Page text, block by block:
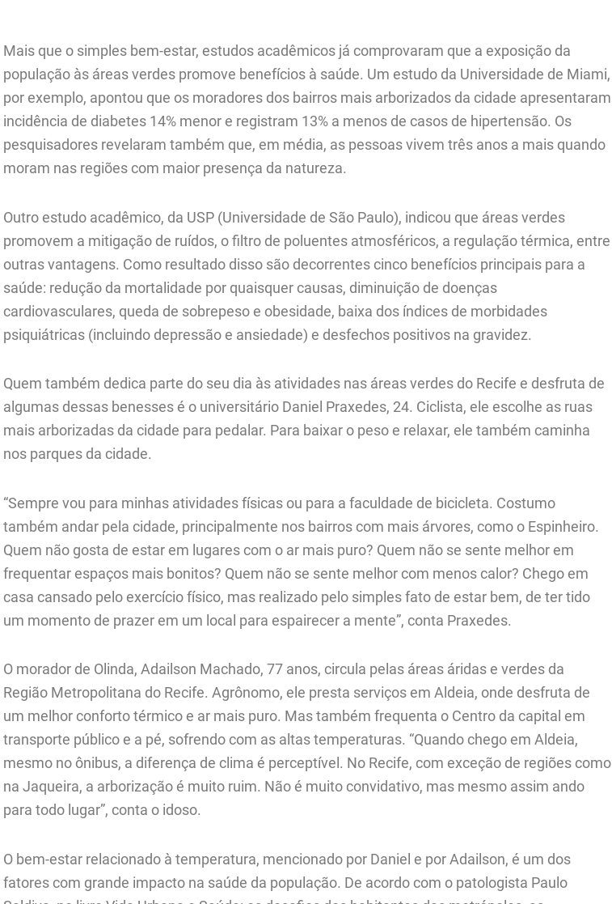
Mais que o simples bem-estar, estudos acadêmicos já comprovaram que a exposição da
população às áreas verdes promove benefícios à saúde. Um estudo da Universidade de Miami,
por exemplo, apontou que os moradores dos bairros mais arborizados da cidade apresentaram
incidência de diabetes 14% menor e registram 13% a menos de casos de hipertensão. Os
pesquisadores revelaram também que, em média, as pessoas vivem três anos a mais quando
moram nas regiões com maior presença da natureza.
Outro estudo acadêmico, da USP (Universidade de São Paulo), indicou que áreas verdes
promovem a mitigação de ruídos, o filtro de poluentes atmosféricos, a regulação térmica, entre
outras vantagens. Como resultado disso são decorrentes cinco benefícios principais para a
saúde: redução da mortalidade por quaisquer causas, diminuição de doenças
cardiovasculares, queda de sobrepeso e obesidade, baixa dos índices de morbidades
psiquiátricas (incluindo depressão e ansiedade) e desfechos positivos na gravidez.
Quem também dedica parte do seu dia às atividades nas áreas verdes do Recife e desfruta de
algumas dessas benesses é o universitário Daniel Praxedes, 24. Ciclista, ele escolhe as ruas
mais arborizadas da cidade para pedalar. Para baixar o peso e relaxar, ele também caminha
nos parques da cidade.
“Sempre vou para minhas atividades físicas ou para a faculdade de bicicleta. Costumo
também andar pela cidade, principalmente nos bairros com mais árvores, como o Espinheiro.
Quem não gosta de estar em lugares com o ar mais puro? Quem não se sente melhor em
frequentar espaços mais bonitos? Quem não se sente melhor com menos calor? Chego em
casa cansado pelo exercício físico, mas realizado pelo simples fato de estar bem, de ter tido
um momento de prazer em um local para espairecer a mente”, conta Praxedes.
O morador de Olinda, Adailson Machado, 77 anos, circula pelas áreas áridas e verdes da
Região Metropolitana do Recife. Agrônomo, ele presta serviços em Aldeia, onde desfruta de
um melhor conforto térmico e ar mais puro. Mas também frequenta o Centro da capital em
transporte público e a pé, sofrendo com as altas temperaturas. “Quando chego em Aldeia,
mesmo no ônibus, a diferença de clima é perceptível. No Recife, com exceção de regiões como
na Jaqueira, a arborização é muito ruim. Não é muito convidativo, mas mesmo assim ando
para todo lugar”, conta o idoso.
O bem-estar relacionado à temperatura, mencionado por Daniel e por Adailson, é um dos
fatores com grande impacto na saúde da população. De acordo com o patologista Paulo